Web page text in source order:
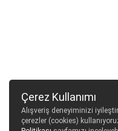
Çerez Kullanımı
Alışveriş deneyiminizi
çerezler (cookies)